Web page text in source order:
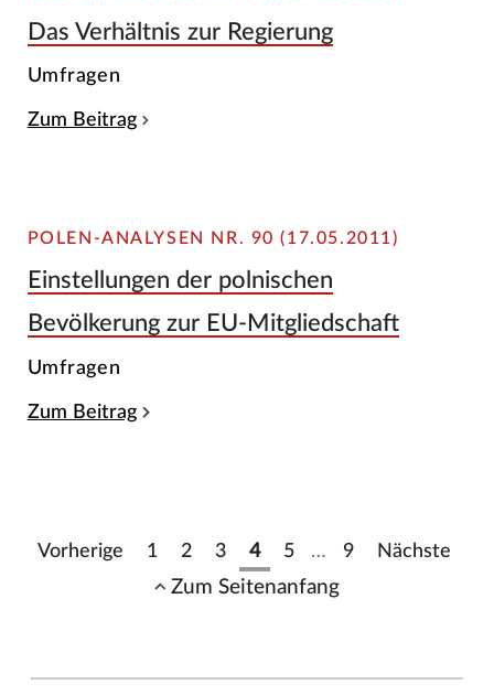
Das Verhältnis zur Regierung
Umfragen
Zum Beitrag
POLEN-ANALYSEN NR. 90 (17.05.2011)
Einstellungen der polnischen
Bevölkerung zur EU-Mitgliedschaft
Umfragen
Zum Beitrag
Vorherige 1 2 3 4 5 … 9 Nächste
Zum Seitenanfang